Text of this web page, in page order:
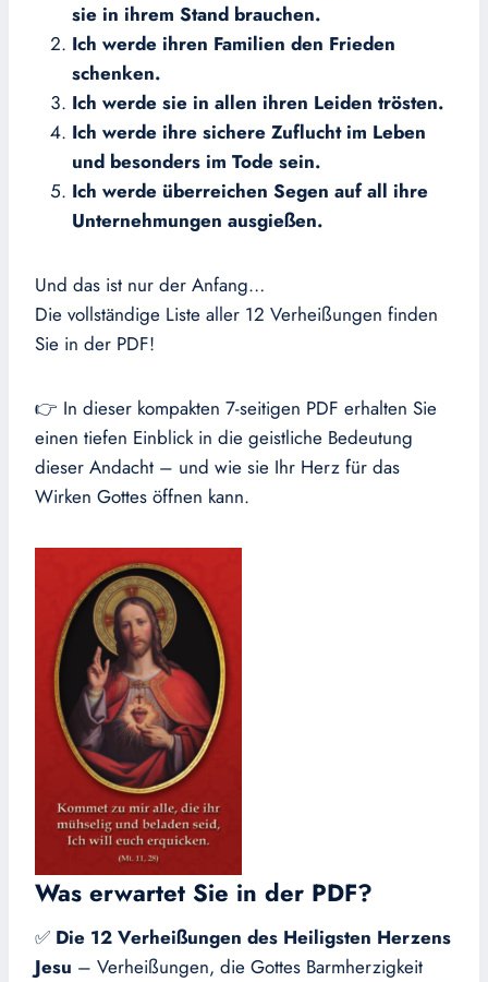
sie in ihrem Stand brauchen.
Ich werde ihren Familien den Frieden
schenken.
Ich werde sie in allen ihren Leiden trösten.
Ich werde ihre sichere Zuflucht im Leben
und besonders im Tode sein.
Ich werde überreichen Segen auf all ihre
Unternehmungen ausgießen.
Und das ist nur der Anfang…
Die vollständige Liste aller 12 Verheißungen finden
Sie in der PDF!
👉 In dieser kompakten 7-seitigen PDF erhalten Sie
einen tiefen Einblick in die geistliche Bedeutung
dieser Andacht – und wie sie Ihr Herz für das
Wirken Gottes öffnen kann.
Was erwartet Sie in der PDF?
✅ Die 12 Verheißungen des Heiligsten Herzens
Jesu – Verheißungen, die Gottes Barmherzigkeit